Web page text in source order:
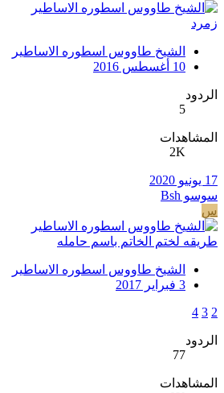
زمرد
الشيخ طاووس اسطوره الاساطير
10 أغسطس 2016
الردود
5
المشاهدات
2K
17 يونيو 2020
سوسو Bsh
س
طريقه لختم الخاتم باسم حامله
الشيخ طاووس اسطوره الاساطير
3 فبراير 2017
2
3
4
الردود
77
المشاهدات